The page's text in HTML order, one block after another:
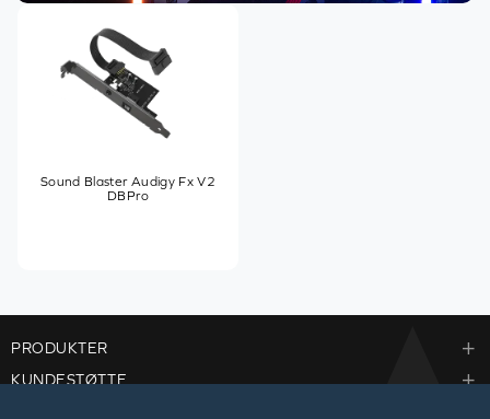
Sound Blaster Audigy Fx V2
DBPro
PRODUKTER
KUNDESTØTTE